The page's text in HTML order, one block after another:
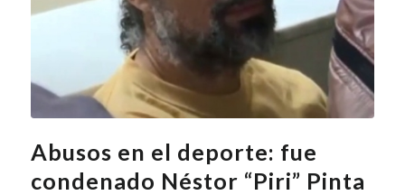
Abusos en el deporte: fue
condenado Néstor “Piri” Pinta